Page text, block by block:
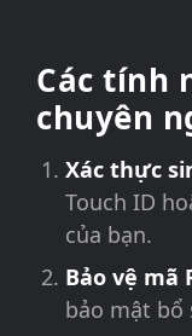
Các tính
chuyên
Xác thực
Touch ID
của bạn.
Bảo vệ mã
bảo mật bổ